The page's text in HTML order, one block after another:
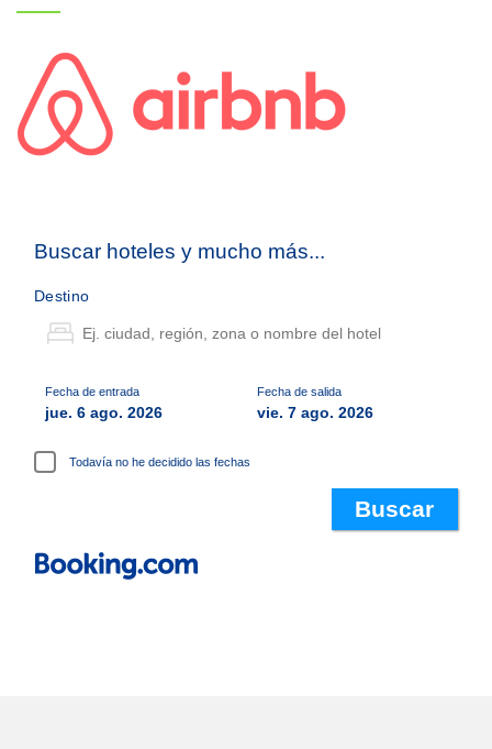
Buscar hoteles y mucho más...
Destino
Fecha de entrada
jue. 6 ago. 2026
Fecha de salida
vie. 7 ago. 2026
Todavía no he decidido las fechas